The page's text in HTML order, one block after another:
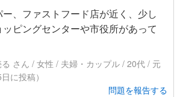
、ファストフード店が近く、少し
ピングセンターや市役所があって
さん / 女性 / 夫婦・カップル / 20代 / 元
に投稿）
問題を報告する